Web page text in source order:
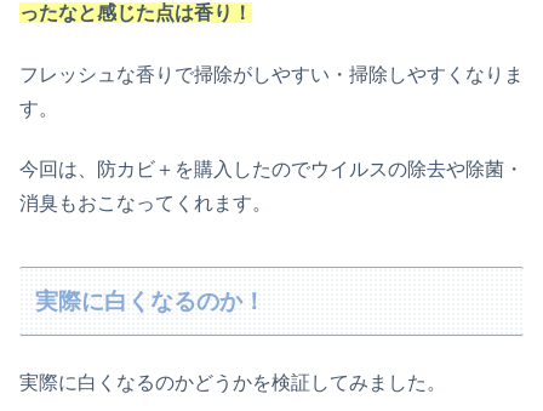
ったなと感じた点は香り！
フレッシュな香りで掃除がしやすい・掃除しやすくなりま
す。
今回は、防カビ＋を購入したのでウイルスの除去や除菌・
消臭もおこなってくれます。
実際に白くなるのか！
実際に白くなるのかどうかを検証してみました。